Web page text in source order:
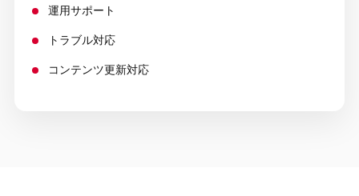
運用サポート
トラブル対応
コンテンツ更新対応